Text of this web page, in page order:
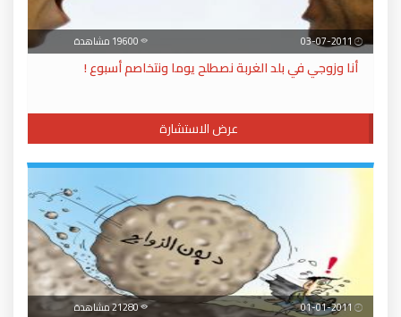
03-07-2011
أنا وزوجي في بلد الغربة نصطلح يوما ونتخاصم أسبوع !
عرض الاستشارة
21280 مشاهدة